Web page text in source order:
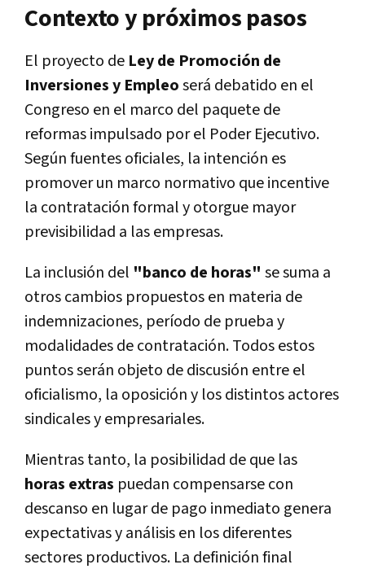
Contexto y próximos pasos
El proyecto de Ley de Promoción de
Inversiones y Empleoserá debatido en el
Congreso en el marco del paquete de
reformas impulsado por el Poder Ejecutivo.
Según fuentes oficiales, la intención es
promover un marco normativo que incentive
la contratación formal y otorgue mayor
previsibilidad a las empresas.
La inclusión del "banco de horas" se suma a
otros cambios propuestos en materia de
indemnizaciones, período de prueba y
modalidades de contratación. Todos estos
puntos serán objeto de discusión entre el
oficialismo, la oposición y los distintos actores
sindicales y empresariales.
Mientras tanto, la posibilidad de que las
horas extras puedan compensarse con
descanso en lugar de pago inmediato genera
expectativas y análisis en los diferentes
sectores productivos. La definición final